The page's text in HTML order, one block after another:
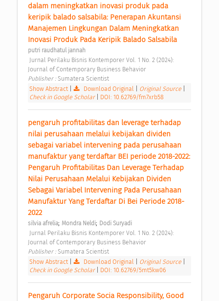
dalam meningkatkan inovasi produk pada
keripik balado salsabila: Penerapan Akuntansi
Manajemen Lingkungan Dalam Meningkatkan
Inovasi Produk Pada Keripik Balado Salsabila
putri raudhatul jannah
Journal of Contemporary Business Behavior
Publisher : Sumatera Scientist
Show Abstract| Download Original Original Source
Check in Google Scholar
DOI: 10.62769/fm7xrb58
pengaruh profitabilitas dan leverage terhadap
nilai perusahaan melalui kebijakan dividen
sebagai variabel intervening pada perusahaan
manufaktur yang terdaftar BEI periode 2018-2022:
Pengaruh Profitabilitas Dan Leverage Terhadap
Nilai Perusahaan Melalui Kebijakan Dividen
Sebagai Variabel Intervening Pada Perusahaan
Manufaktur Yang Terdaftar Di Bei Periode 2018-
2022
silvia afrelia; Mondra Neldi; Dodi Suryadi
Journal of Contemporary Business Behavior
Publisher : Sumatera Scientist
Show Abstract| Download Original Original Source
Check in Google Scholar
DOI: 10.62769/5mt5kw06
Pengaruh Corporate Socia Responsibility, Good